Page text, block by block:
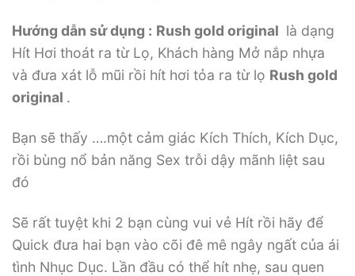
Hướng dẫn sử dụng : Rush gold original là dạng
Hít Hơi thoát ra từ Lọ, Khách hàng Mở nắp nhựa
và đưa xát lỗ mũi rồi hít hơi tỏa ra từ lọ Rush gold
original .
Bạn sẽ thấy ….một cảm giác Kích Thích, Kích Dục,
rồi bùng nổ bản năng Sex trỗi dậy mãnh liệt sau
đó
Sẽ rất tuyệt khi 2 bạn cùng vui vẻ Hít rồi hãy để
Quick đưa hai bạn vào cõi đê mê ngây ngất của ái
tình Nhục Dục. Lần đầu có thể hít nhẹ, sau quen